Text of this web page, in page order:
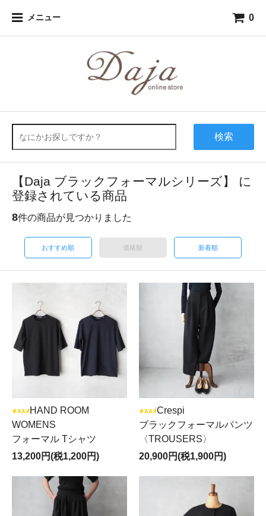
メニュー 0
検索
【Daja ブラックフォーマルシリーズ】 に
登録されている商品
8件の商品が見つかりました
おすすめ順 価格順 新着順
HAND ROOM
WOMENS
フォーマル Tシャツ
13,200円(税1,200円)
Crespi
ブラックフォーマルパンツ
〈TROUSERS〉
20,900円(税1,900円)